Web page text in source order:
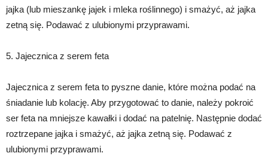
jajka (lub mieszankę jajek i mleka roślinnego) i smażyć, aż jajka
zetną się. Podawać z ulubionymi przyprawami.
5. Jajecznica z serem feta
Jajecznica z serem feta to pyszne danie, które można podać na
śniadanie lub kolację. Aby przygotować to danie, należy pokroić
ser feta na mniejsze kawałki i dodać na patelnię. Następnie dodać
roztrzepane jajka i smażyć, aż jajka zetną się. Podawać z
ulubionymi przyprawami.